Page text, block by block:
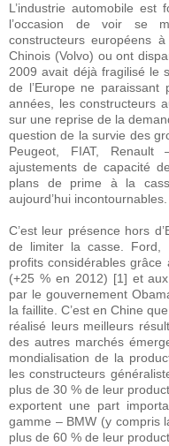
L’industrie automobile est
l’occasion de voir se
constructeurs européens
Chinois (Volvo) ou ont
2009 avait déjà fragilisé le
de l’Europe ne paraissant
années, les constructeurs
sur une reprise de la
question de la survie des
Peugeot, FIAT,
ajustements de capacité
plans de prime à la
aujourd’hui incontournables.
C’est leur présence hors
de limiter la casse. Ford,
profits considérables
(+25 % en 2012) [1] et
par le gouvernement
la faillite. C’est en Chine
réalisé leurs meilleurs
des autres marchés
mondialisation de la
les constructeurs
plus de 30 % de leur
exportent une part
gamme – BMW (y compris
plus de 60 % de leur